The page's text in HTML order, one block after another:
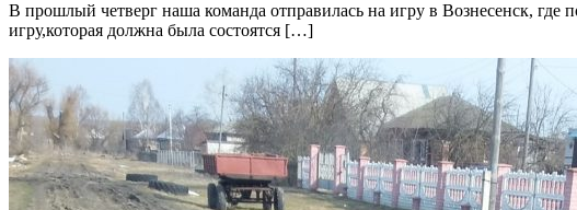
В прошлый четверг наша команда отправилась на игру в Вознесенск,
игру,которая должна была состоятся […]